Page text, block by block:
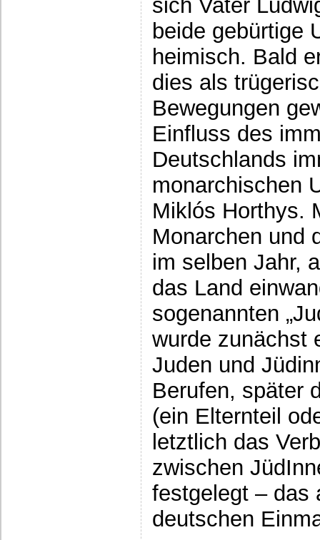
sich Vater
beide gebürtige
heimisch. Bald
dies als
Bewegungen
Einfluss des
Deutschlands
monarchischen
Miklós Horthys.
Monarchen und
im selben Jahr,
das Land
sogenannten
wurde zunächst
Juden und
Berufen, später
(ein Elternteil
letztlich das
zwischen
festgelegt – das
deutschen